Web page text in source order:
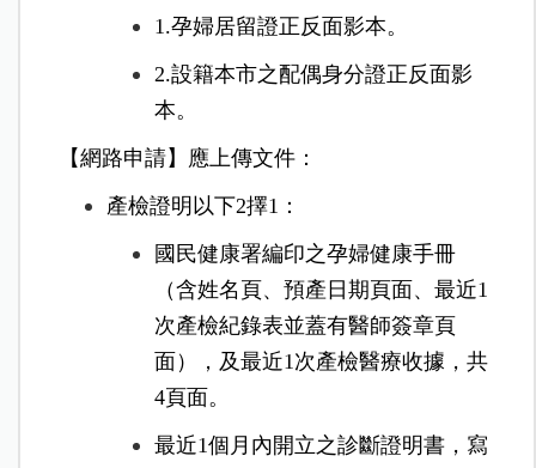
1.孕婦居留證正反面影本。
2.設籍本市之配偶身分證正反面影
本。
【網路申請】應上傳文件：
產檢證明以下2擇1：
國民健康署編印之孕婦健康手冊
（含姓名頁、預產日期頁面、最近1
次產檢紀錄表並蓋有醫師簽章頁
面），及最近1次產檢醫療收據，共
4頁面。
最近1個月內開立之診斷證明書，寫